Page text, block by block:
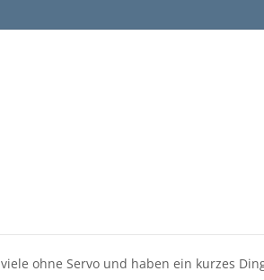
ohne Servo und haben ein kurzes